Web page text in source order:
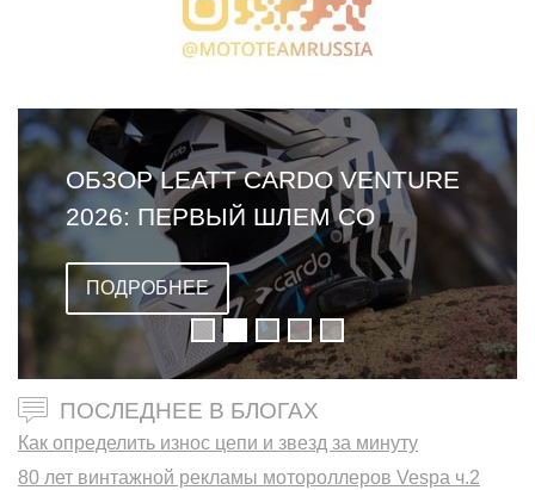
ОБЗОР LEATT CARDO VENTURE
2026: ПЕРВЫЙ ШЛЕМ СО
ВСТРОЕННОЙ ГАРНИТУРОЙ
ПОДРОБНЕЕ
ПОСЛЕДНЕЕ В БЛОГАХ
Как определить износ цепи и звезд за минуту
80 лет винтажной рекламы мотороллеров Vespa ч.2